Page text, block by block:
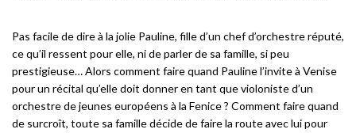
Pas facile de dire à la jolie Pauline, fille d’un chef d’orchestre réputé,
ce qu’il ressent pour elle, ni de parler de sa famille, si peu
prestigieuse… Alors comment faire quand Pauline l’invite à Venise
pour un récital qu’elle doit donner en tant que violoniste d’un
orchestre de jeunes européens à la Fenice ? Comment faire quand
de surcroît, toute sa famille décide de faire la route avec lui pour